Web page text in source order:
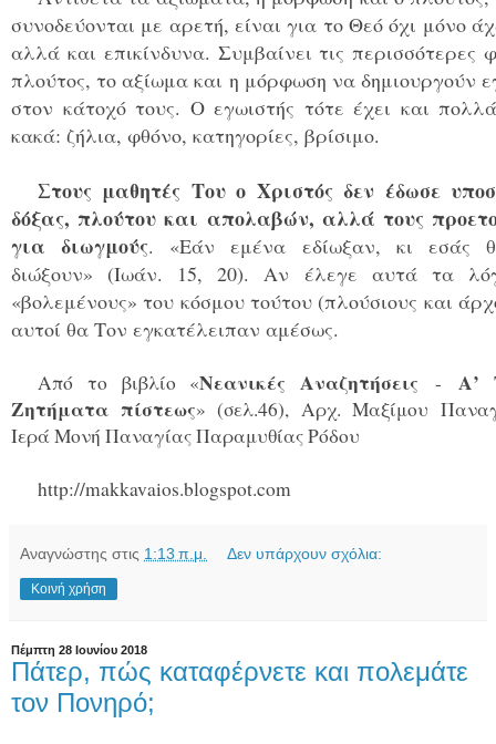
συνοδεύονται με αρετή, είναι για το Θεό όχι μόνο
αλλά και επικίνδυνα. Συμβαίνει τις περισσότερες
πλούτος, το αξίωμα και η μόρφωση να δημιουργούν
στον κάτοχό τους. Ο εγωιστής τότε έχει και
κακά: ζήλια, φθόνο, κατηγορίες, βρίσιμο.
Στους μαθητές Του ο Χριστός δεν έδωσε
δόξας, πλούτου και απολαβών, αλλά τους
για διωγμούς. «Εάν εμένα εδίωξαν, κι εσάς
διώξουν» (Ιωάν. 15, 20). Αν έλεγε αυτά τα
«βολεμένους» του κόσμου τούτου (πλούσιους και
αυτοί θα Τον εγκατέλειπαν αμέσως.
Από το βιβλίο «Νεανικές Αναζητήσεις-Α’
Ζητήματα πίστεως» (σελ.46), Αρχ. Μαξίμου
Ιερά Μονή Παναγίας Παραμυθίας Ρόδου
http://makkavaios.blogspot.com
Αναγνώστης στις 1:13 π.μ. Δεν υπάρχουν σχόλια:
Κοινή χρήση
Πέμπτη 28 Ιουνίου 2018
Πάτερ, πώς καταφέρνετε και πολεμάτε
τον Πονηρό;